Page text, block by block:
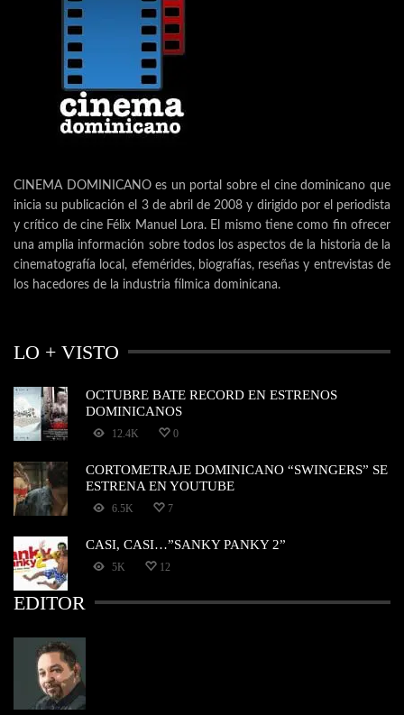
CINEMA DOMINICANO es un portal sobre el cine dominicano que
inicia su publicación el 3 de abril de 2008 y dirigido por el periodista
y crítico de cine Félix Manuel Lora. El mismo tiene como fin ofrecer
una amplia información sobre todos los aspectos de la historia de la
cinematografía local, efemérides, biografías, reseñas y entrevistas de
los hacedores de la industria fílmica dominicana.
LO + VISTO
OCTUBRE BATE RECORD EN ESTRENOS
DOMINICANOS
12.4K 0
CORTOMETRAJE DOMINICANO “SWINGERS” SE
ESTRENA EN YOUTUBE
6.5K 7
CASI, CASI…”SANKY PANKY 2”
5K 12
EDITOR